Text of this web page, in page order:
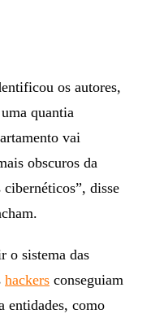
os autores,
quantia
vai
obscuros da
disse
o sistema das
hackers conseguiam
entidades, como